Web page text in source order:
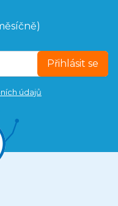
Přihlásit se
údajů